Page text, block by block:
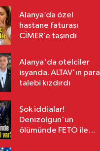
Alanya’da özel
hastane faturası
CİMER’e taşındı
Alanya'da otelciler
isyanda. ALTAV'ın para
talebi kızdırdı
Şok iddialar!
Denizolgun'un
ölümünde FETÖ ile